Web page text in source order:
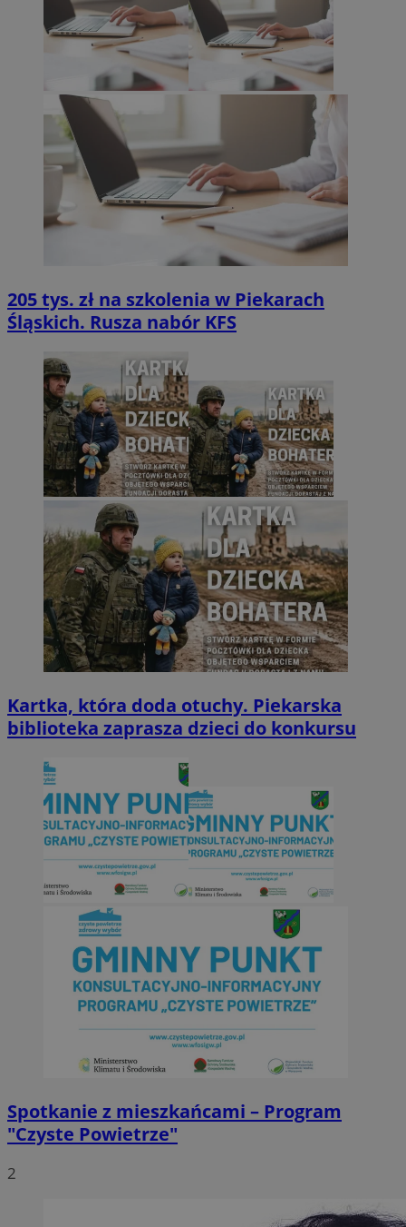
205 tys. zł na szkolenia w Piekarach
Śląskich. Rusza nabór KFS
Kartka, która doda otuchy. Piekarska
biblioteka zaprasza dzieci do konkursu
Spotkanie z mieszkańcami – Program
"Czyste Powietrze"
2